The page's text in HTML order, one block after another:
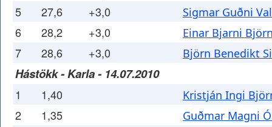
5 27,6 +3,0 Sigmar Guðni
6 28,2 +3,0 Einar Bjarni
7 28,6 +3,0 Björn Benedikt
Hástökk - Karla - 14.07.2010
1 1,40 Kristján Ingi
2 1,35 Guðmar Magni